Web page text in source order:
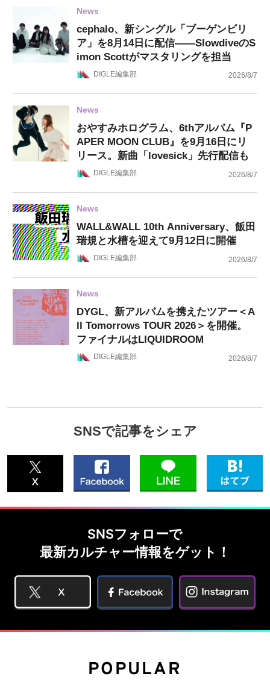
News
cephalo、新シングル「ブーゲンビリ
ア」を8月14日に配信——SlowdiveのS
imon Scottがマスタリングを担当
DIGLE編集部 2026/8/7
News
おやすみホログラム、6thアルバム『P
APER MOON CLUB』を9月16日にリ
リース。新曲「lovesick」先行配信も
DIGLE編集部 2026/8/7
News
WALL&WALL 10th Anniversary、飯田
瑞規と水槽を迎えて9月12日に開催
DIGLE編集部 2026/8/7
News
DYGL、新アルバムを携えたツアー＜A
ll Tomorrows TOUR 2026＞を開催。
ファイナルはLIQUIDROOM
DIGLE編集部 2026/8/7
SNSで記事をシェア
SNSフォローで
最新カルチャー情報をゲット！
POPULAR